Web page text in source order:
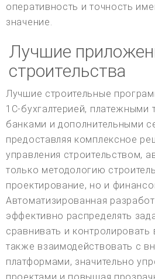
оперативность и точность
значение.
Лучшие
строительства
Лучшие строительные
1С-бухгалтерией, платежными
банками и дополнительными
предоставляя комплексное
управления строительством,
только методологию
проектирование, но и
Автоматизированная
эффективно распределять
сравнивать и контролировать
также взаимодействовать с
платформами, значительно
проектами и повышая